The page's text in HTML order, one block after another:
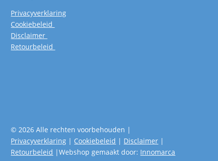
Privacyverklaring
Cookiebeleid
Disclaimer
Retourbeleid
© 2026 Alle rechten voorbehouden |
Privacyverklaring | Cookiebeleid | Disclaimer |
Retourbeleid |Webshop gemaakt door: Innomarca